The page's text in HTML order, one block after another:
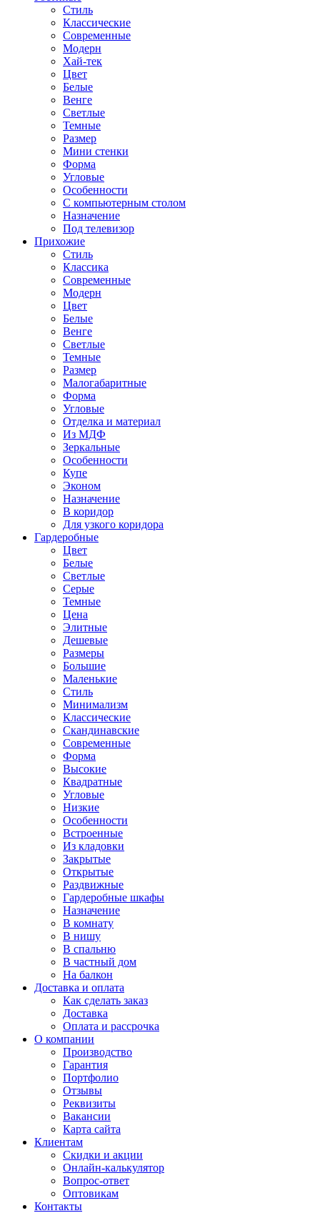
Стиль
Классические
Современные
Модерн
Хай-тек
Цвет
Белые
Венге
Светлые
Темные
Размер
Мини стенки
Форма
Угловые
Особенности
С компьютерным столом
Назначение
Под телевизор
Прихожие
Стиль
Классика
Современные
Модерн
Цвет
Белые
Венге
Светлые
Темные
Размер
Малогабаритные
Форма
Угловые
Отделка и материал
Из МДФ
Зеркальные
Особенности
Купе
Эконом
Назначение
В коридор
Для узкого коридора
Гардеробные
Цвет
Белые
Светлые
Серые
Темные
Цена
Элитные
Дешевые
Размеры
Большие
Маленькие
Стиль
Минимализм
Классические
Скандинавские
Современные
Форма
Высокие
Квадратные
Угловые
Низкие
Особенности
Встроенные
Из кладовки
Закрытые
Открытые
Раздвижные
Гардеробные шкафы
Назначение
В комнату
В нишу
В спальню
В частный дом
На балкон
Доставка и оплата
Как сделать заказ
Доставка
Оплата и рассрочка
О компании
Производство
Гарантия
Портфолио
Отзывы
Реквизиты
Вакансии
Карта сайта
Клиентам
Скидки и акции
Онлайн-калькулятор
Вопрос-ответ
Оптовикам
Контакты